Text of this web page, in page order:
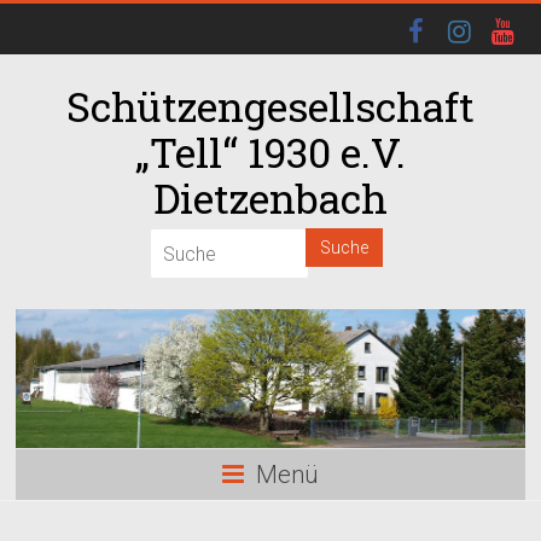
Schützengesellschaft
„Tell“ 1930 e.V.
Dietzenbach
Menü
02:00
04:00